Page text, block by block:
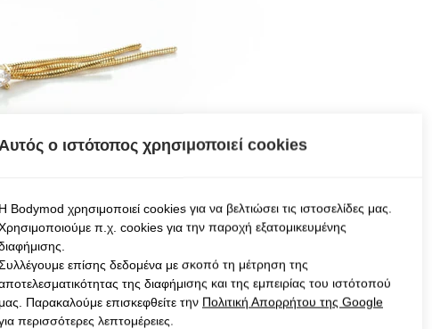
ο ιστότοπος χρησιμοποιεί cookies
Bodymod χρησιμοποιεί cookies για να βελτιώσει τις ιστοσελίδες μας.
π.χ. cookies για την παροχή εξατομικευμένης
επίσης δεδομένα με σκοπό τη μέτρηση της
της διαφήμισης και της εμπειρίας του ιστότοπού
Παρακαλούμε επισκεφθείτε την Πολιτική Απορρήτου της Google
περισσότερες λεπτομέρειες.